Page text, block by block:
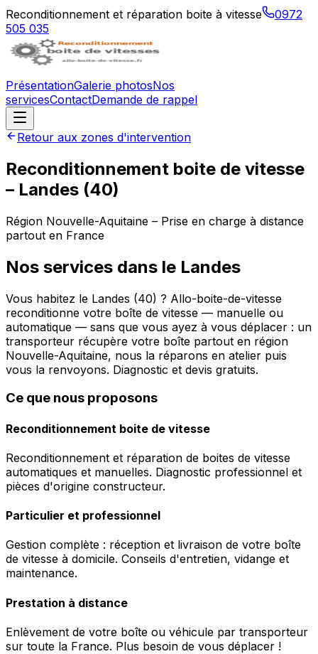
Reconditionnement et réparation boite à vitesse
0972
505 035
PrésentationGalerie photosNos
servicesContactDemande de rappel
Retour aux zones d'intervention
Reconditionnement boite de vitesse
– Landes (40)
Région Nouvelle-Aquitaine – Prise en charge à distance
partout en France
Nos services dans le Landes
Vous habitez le Landes (40) ? Allo-boite-de-vitesse
reconditionne votre boîte de vitesse — manuelle ou
automatique — sans que vous ayez à vous déplacer : un
transporteur récupère votre boîte partout en région
Nouvelle-Aquitaine, nous la réparons en atelier puis
vous la renvoyons. Diagnostic et devis gratuits.
Ce que nous proposons
Reconditionnement boite de vitesse
Reconditionnement et réparation de boites de vitesse
automatiques et manuelles. Diagnostic professionnel et
pièces d'origine constructeur.
Particulier et professionnel
Gestion complète : réception et livraison de votre boîte
de vitesse à domicile. Conseils d'entretien, vidange et
maintenance.
Prestation à distance
Enlèvement de votre boîte ou véhicule par transporteur
sur toute la France. Plus besoin de vous déplacer !